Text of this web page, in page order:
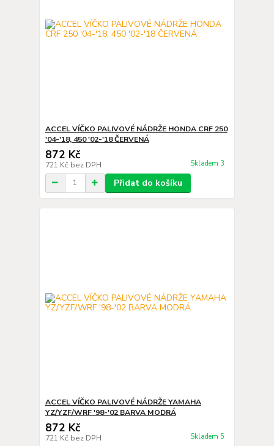
ACCEL VÍČKO PALIVOVÉ NÁDRŽE HONDA CRF 250
'04-'18, 450 '02-'18 ČERVENÁ
872 Kč
721 Kč bez DPH Skladem 3
Přidat do košíku
ACCEL VÍČKO PALIVOVÉ NÁDRŽE YAMAHA
YZ/YZF/WRF '98-'02 BARVA MODRÁ
872 Kč
721 Kč bez DPH Skladem 5